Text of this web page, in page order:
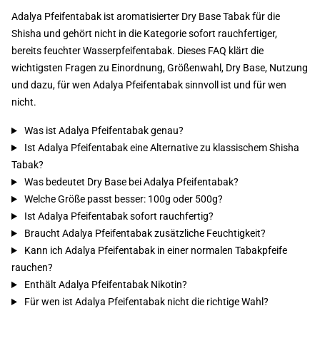
Adalya Pfeifentabak ist aromatisierter Dry Base Tabak für die
Shisha und gehört nicht in die Kategorie sofort rauchfertiger,
bereits feuchter Wasserpfeifentabak. Dieses FAQ klärt die
wichtigsten Fragen zu Einordnung, Größenwahl, Dry Base, Nutzung
und dazu, für wen Adalya Pfeifentabak sinnvoll ist und für wen
nicht.
Was ist Adalya Pfeifentabak genau?
Ist Adalya Pfeifentabak eine Alternative zu klassischem Shisha
Tabak?
Was bedeutet Dry Base bei Adalya Pfeifentabak?
Welche Größe passt besser: 100g oder 500g?
Ist Adalya Pfeifentabak sofort rauchfertig?
Braucht Adalya Pfeifentabak zusätzliche Feuchtigkeit?
Kann ich Adalya Pfeifentabak in einer normalen Tabakpfeife
rauchen?
Enthält Adalya Pfeifentabak Nikotin?
Für wen ist Adalya Pfeifentabak nicht die richtige Wahl?